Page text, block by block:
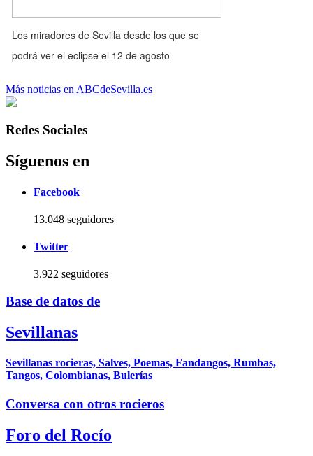
Los miradores de Sevilla desde los que se
podrá ver el eclipse el 12 de agosto
Más noticias en ABCdeSevilla.es
Redes Sociales
Síguenos en
Facebook
13.048 seguidores
Twitter
3.922 seguidores
Base de datos de
Sevillanas
Sevillanas rocieras, Salves, Poemas, Fandangos, Rumbas,
Tangos, Colombianas, Bulerías
Conversa con otros rocieros
Foro del Rocío